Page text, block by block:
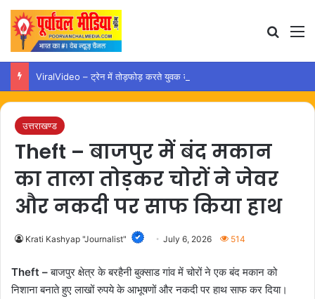
उत्तराखण्ड
Theft – बाजपुर में बंद मकान
का ताला तोड़कर चोरों ने जेवर
और नकदी पर साफ किया हाथ
Krati Kashyap "Journalist" July 6, 2026 514
Theft –बाजपुर क्षेत्र के बरहैनी बुक्साड गांव में चोरों ने एक बंद मकान को
निशाना बनाते हुए लाखों रुपये के आभूषणों और नकदी पर हाथ साफ कर दिया।